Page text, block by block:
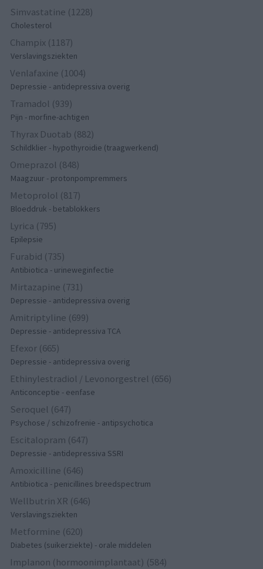
Simvastatine (1228)
Cholesterol
Champix (1187)
Verslavingsziekten
Venlafaxine (1004)
Depressie - antidepressiva overig
Tramadol (939)
Pijn - morfine-achtigen
Thyrax Duotab (882)
Schildklier - hypothyroidie (traagwerkend)
Omeprazol (848)
Maagzuur - protonpompremmers
Metoprolol (817)
Bloeddruk - betablokkers
Lyrica (795)
Epilepsie
Furabid (735)
Antibiotica - urineweginfectie
Mirtazapine (731)
Depressie - antidepressiva overig
Amitriptyline (699)
Depressie - antidepressiva TCA
Efexor (665)
Depressie - antidepressiva overig
Ethinylestradiol / Levonorgestrel (656)
Anticonceptie - eenfase
Seroquel (647)
Psychose / schizofrenie - antipsychotica
Escitalopram (647)
Depressie - antidepressiva SSRI
Amoxicilline (646)
Antibiotica - penicillines breedspectrum
Wellbutrin XR (646)
Verslavingsziekten
Metformine (620)
Diabetes (suikerziekte) - orale middelen
Implanon (hormoonimplantaat) (584)